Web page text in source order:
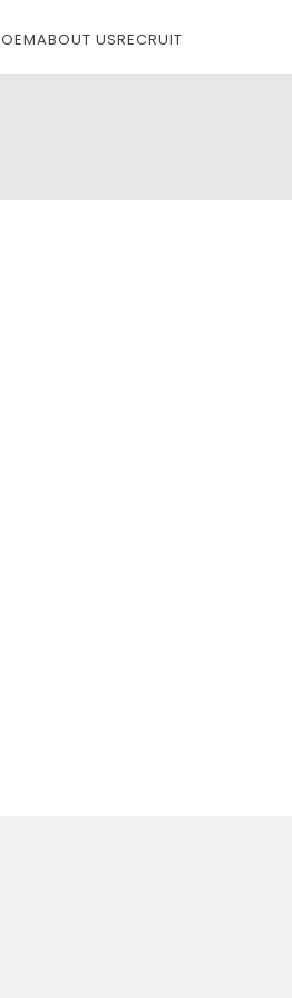
OEMABOUT USRECRUIT